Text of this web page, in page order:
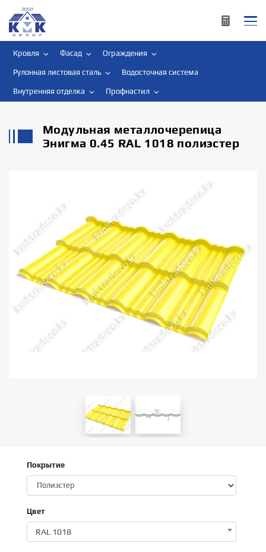
Кровля Фасад Ограждения
Рулонная листовая сталь Водосточная система
Внутренняя отделка Профнастил
Модульная металлочерепица
Энигма 0.45 RAL 1018 полиэстер
Покрытие
Цвет
RAL 1018